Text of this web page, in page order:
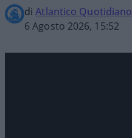
diAtlantico Quotidiano
6 Agosto 2026, 15:52